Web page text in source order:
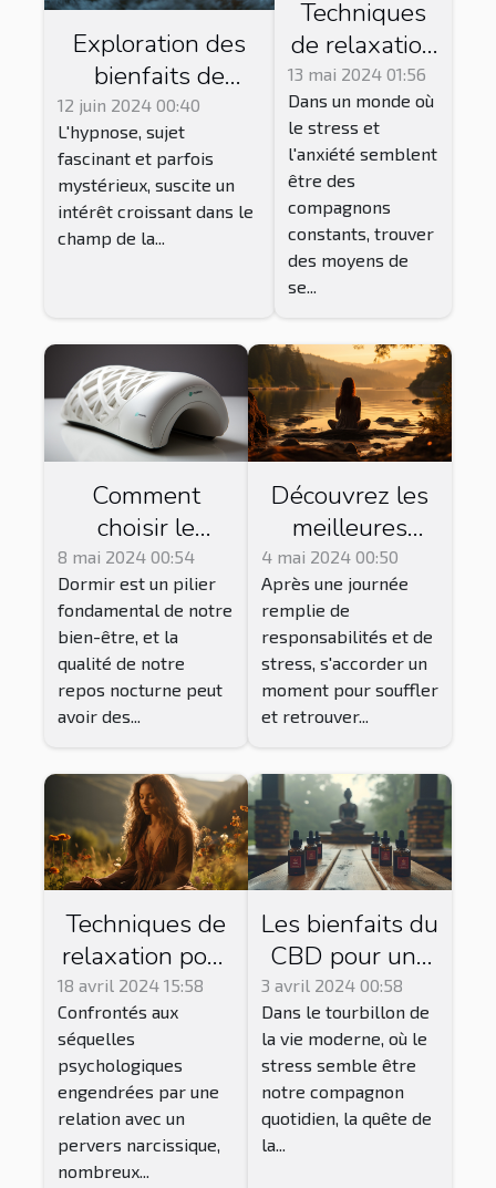
Exploration des
bienfaits de
l'hypnose en
psychothérapie
pour surmonter
les troubles
émotionnels et
12 juin 2024 00:40
L'hypnose, sujet
fascinant et parfois
mystérieux, suscite un
intérêt croissant dans le
champ de la...
Techniques
de relaxation
efficaces
avec
l'utilisation
de produits à
base de CBD
13 mai 2024 01:56
Dans un monde où
le stress et
l'anxiété semblent
être des
compagnons
constants, trouver
des moyens de
se...
Comment
choisir le
meilleur oreiller
cervical :
critères et
conseils pour
un sommeil
réparateur
8 mai 2024 00:54
Dormir est un pilier
fondamental de notre
bien-être, et la
qualité de notre
repos nocturne peut
avoir des...
Découvrez les
meilleures
techniques de
relaxation pour
décompresser
après une
journée
chargée
4 mai 2024 00:50
Après une journée
remplie de
responsabilités et de
stress, s'accorder un
moment pour souffler
et retrouver...
Techniques de
relaxation pour
surmonter le
traumatisme
après une
relation avec un
pervers
narcissique
18 avril 2024 15:58
Confrontés aux
séquelles
psychologiques
engendrées par une
relation avec un
pervers narcissique,
nombreux...
Les bienfaits du
CBD pour une
relaxation
profonde et
une gestion du
stress
3 avril 2024 00:58
Dans le tourbillon de
la vie moderne, où le
stress semble être
notre compagnon
quotidien, la quête de
la...